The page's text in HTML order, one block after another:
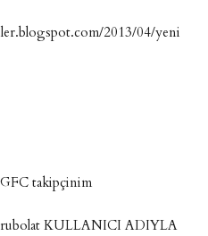
2013/04/yeni
GFC takipçinim
KULLANICI ADIYLA